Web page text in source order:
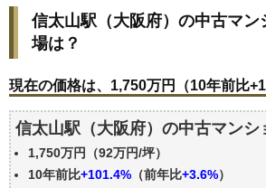
は？
現在の価格は、1,750万円（10年
価格を詳細に分析しよう
築年数で価格はどうなる？
信太山駅(大阪府)の中古マンショ
公示地価はいくら
信太山駅（大阪府）の中古マン
場は？
現在の価格は、1,750万円（10年前比
信太山駅（大阪府）の中古マンシ
1,750万円（92万円/坪）
10年前比+101.4% （前年比+3.6%）